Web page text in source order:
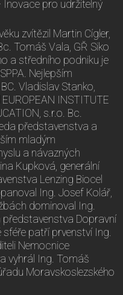
Inovace pro udržitelný
zvítězil Martin Cígler,
Tomáš Vala, GŘ Siko
a středního podniku je
Nejlepším
Vladislav Stanko,
INSTITUTE
s.r.o. Bc.
představenstva a
mladým
a návazných
Kupková, generální
Lenzing Biocel
Ing. Josef Kolář,
dominoval Ing.
představenstva Dopravní
patří prvenství Ing.
Nemocnice
vyhrál Ing. Tomáš
Moravskoslezského